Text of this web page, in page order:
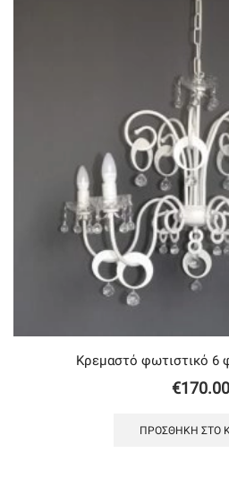
Κρεμαστό φωτιστικό 6
€170.00
ΠΡΟΣΘΉΚΗ ΣΤΟ